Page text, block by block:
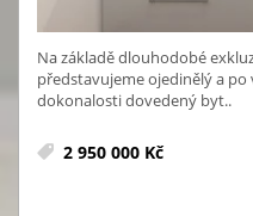
Na základě dlouhodobé
představujeme ojedinělý a
dokonalosti dovedený byt..
2 950 000 Kč